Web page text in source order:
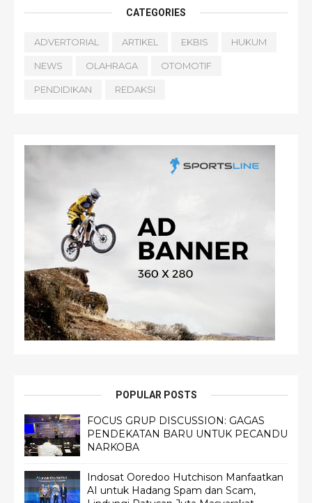
CATEGORIES
ADVERTORIAL ARTIKEL EKBIS HUKUM
NEWS OLAHRAGA OTOMOTIF
PENDIDIKAN REDAKSI
POPULAR POSTS
FOCUS GRUP DISCUSSION: GAGAS
PENDEKATAN BARU UNTUK PECANDU
NARKOBA
Indosat Ooredoo Hutchison Manfaatkan
AI untuk Hadang Spam dan Scam,